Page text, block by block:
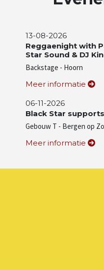
13-08-2026
Reggaenight with
Star Sound & DJ
Backstage - Hoorn
Meer informatie
06-11-2026
Black Star
Gebouw T - Bergen op
Meer informatie